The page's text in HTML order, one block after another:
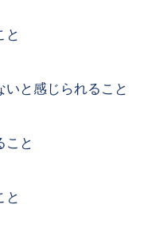
と
と感じられること
こと
と